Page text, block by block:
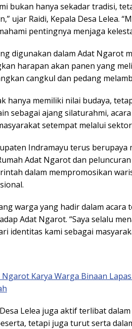
bukan hanya sekadar tradisi,
ujar Raidi, Kepala Desa Lelea.
pentingnya menjaga
digunakan dalam Adat Ngarot
harapan akan panen yang
cangkul dan pedang
hanya memiliki nilai budaya,
sebagai ajang silaturahmi,
setempat melalui
Indramayu terus berupaya
Adat Ngarot dan
dalam mempromosikan
warga yang hadir dalam
Adat Ngarot. “Saya selalu
identitas kami sebagai
Karya Warga Binaan
Lelea juga aktif terlibat
tetapi juga turut serta